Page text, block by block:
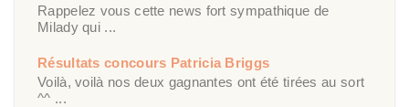
Rappelez vous cette news fort sympathique de
Milady qui ...
Résultats concours Patricia Briggs
Voilà, voilà nos deux gagnantes ont été tirées au sort
^^ ...